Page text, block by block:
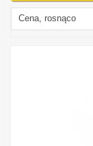
Cena, rosnąco